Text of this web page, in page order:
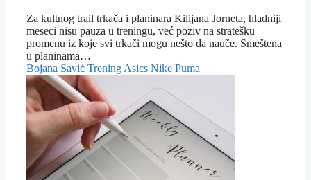
Za kultnog trail trkača i planinara Kilijana Jorneta, hladniji
meseci nisu pauza u treningu, već poziv na stratešku
promenu iz koje svi trkači mogu nešto da nauče. Smeštena
u planinama…
Bojana Savić Trening Asics Nike Puma